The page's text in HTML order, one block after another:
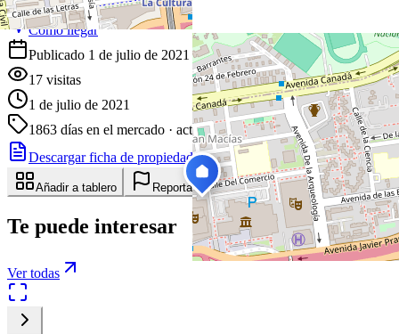
Cómo llegar
Publicado 1 de julio de 2021
17 visitas
1 de julio de 2021
1863 días en el mercado · actualizado hace 2 días
Descargar ficha de propiedad
Compartir
Añadir a tablero Reportar anuncio
Te puede interesar
Ver todas